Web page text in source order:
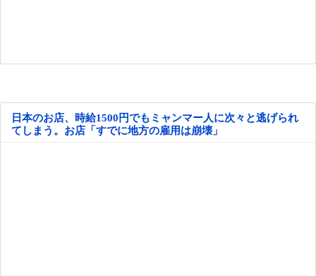
日本のお店、時給1500円でもミャンマー人に次々と逃げられ
てしまう。お店「すでに地方の雇用は崩壊」